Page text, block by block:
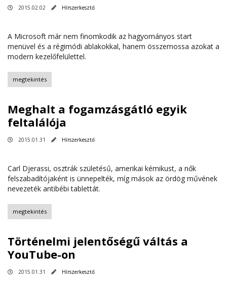
2015.02.02 Hírszerkesztő
A Microsoft már nem finomkodik az hagyományos start
menüvel és a régimódi ablakokkal, hanem összemossa azokat a
modern kezelőfelülettel.
megtekintés
Meghalt a fogamzásgátló egyik
feltalálója
2015.01.31 Hírszerkesztő
Carl Djerassi, osztrák születésű, amerikai kémikust, a nők
felszabadítójaként is ünnepelték, míg mások az ördög művének
nevezeték antibébi tablettát.
megtekintés
Történelmi jelentőségű váltás a
YouTube-on
2015.01.31 Hírszerkesztő